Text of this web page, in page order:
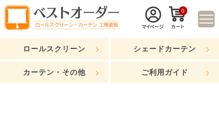
0
ロールスクリーン シェードカーテン
カーテン・その他 ご利用ガイド